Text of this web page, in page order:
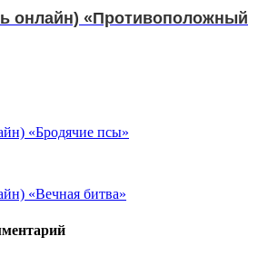
онлайн) «Противоположный
«Бродячие псы»
«Вечная битва»